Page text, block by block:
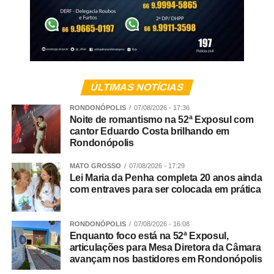
Veja Mais:
Plenário da Câmara aprova urgência
para atendimento no SUS a mulheres vítimas de
violência
Para Andreia, estabelecer regras e dizer “não” continua
sendo uma das principais responsabilidades da família. A
diferença está na forma como esses limites são
apresentados.
“Ser firme não significa ser agressivo. Uma atitude
simples e muito eficaz é abaixar-se para ficar na altura da
criança, estabelecer contato visual e falar com uma voz
calma, mas segura. Depois, é importante procurar
compreender o que aconteceu e ajudar a criança a
reconhecer e nomear aquilo que está sentindo”, sugere
Andreia.
ÚLTIMAS NOTÍCIAS
RONDONÓPOLIS 07/08/2026 - 17:36
Noite de romantismo na 52ª Exposul com
cantor Eduardo Costa brilhando em
Rondonópolis
MATO GROSSO 07/08/2026 - 17:29
Lei Maria da Penha completa 20 anos ainda
com entraves para ser colocada em prática
RONDONÓPOLIS 07/08/2026 - 16:08
Enquanto foco está na 52ª Exposul,
articulações para Mesa Diretora da Câmara
avançam nos bastidores em Rondonópolis